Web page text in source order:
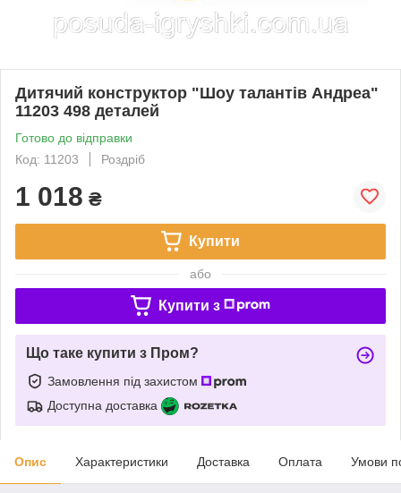
Дитячий конструктор "Шоу талантів Андреа"
11203 498 деталей
Готово до відправки
Код: 11203
Роздріб
1 018 ₴
Купити
або
Купити з
Що таке купити з Пром?
Замовлення під захистом
Доступна доставка
Опис Характеристики Доставка Оплата Умови